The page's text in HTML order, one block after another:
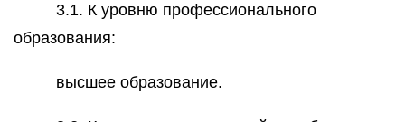
3.1. К уровню профессионального
образования:
высшее образование.